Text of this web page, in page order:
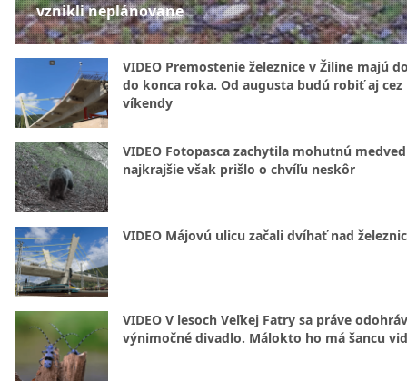
vznikli neplánovane
VIDEO Premostenie železnice v Žiline majú
do konca roka. Od augusta budú robiť aj cez
víkendy
VIDEO Fotopasca zachytila mohutnú
najkrajšie však prišlo o chvíľu neskôr
VIDEO Májovú ulicu začali dvíhať nad
VIDEO V lesoch Veľkej Fatry sa práve
výnimočné divadlo. Málokto ho má šancu